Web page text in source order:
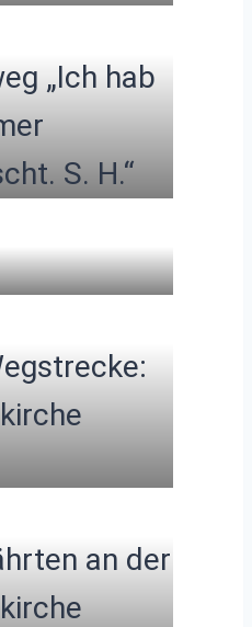
„Ich hab
S. H.“
an der